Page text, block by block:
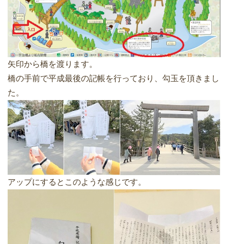
矢印から橋を渡ります。
橋の手前で平成最後の記帳を行っており、勾玉を頂きまし
た。
アップにするとこのような感じです。